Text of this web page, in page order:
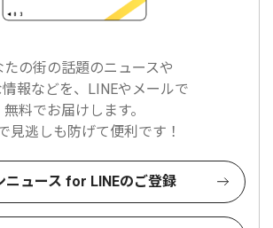
たの街の話題のニュースや
報などを、LINEやメールで
無料でお届けします。
見逃しも防げて便利です！
ニュース for LINEのご登録